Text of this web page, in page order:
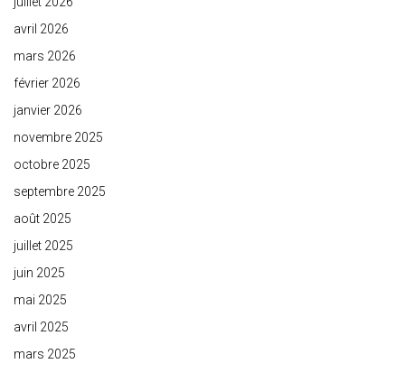
avril 2026
mars 2026
février 2026
janvier 2026
novembre 2025
octobre 2025
septembre 2025
août 2025
juillet 2025
juin 2025
mai 2025
avril 2025
mars 2025